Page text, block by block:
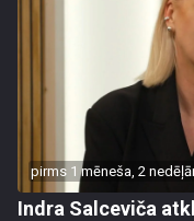
pirms 1 mēneša, 2
Indra Salceviča